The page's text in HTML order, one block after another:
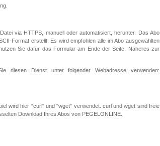
via HTTPS, manuell oder automatisiert, herunter. Das Abo
Format erstellt. Es wird empfohlen alle im Abo ausgewählten
Sie dafür das Formular am Ende der Seite. Näheres zur
diesen Dienst unter folgender Webadresse verwenden:
wird hier "curl" und "wget" verwendet. curl und wget sind freie
Download Ihres Abos von PEGELONLINE.